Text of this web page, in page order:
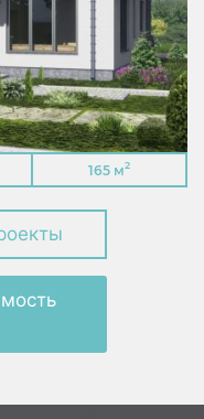
165 м2